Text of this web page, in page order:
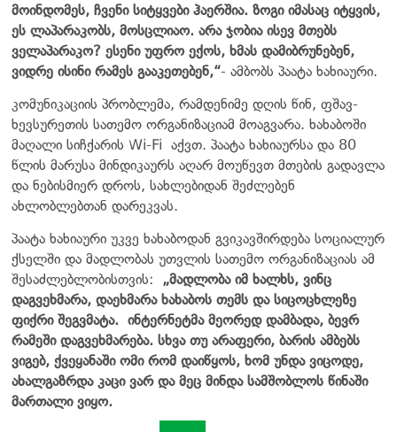
მოინდომეს, ჩვენი სიტყვები ჰაერშია. ზოგი იმასაც იტყვის,
ეს ლაპარაკობს, მოსცლიაო. არა ჯობია ისევ მთებს
ველაპარაკო? ესენი უფრო ექოს, ხმას დამიბრუნებენ,
ვიდრე ისინი რამეს გააკეთებენ,“- ამბობს პაატა ხახიაური.
კომუნიკაციის პრობლემა, რამდენიმე დღის წინ, ფშავ-
ხევსურეთის სათემო ორგანიზაციამ მოაგვარა. ხახაბოში
მაღალი სიჩქარის Wi-Fi აქვთ. პაატა ხახიაურსა და 80
წლის მარუსა მინდიკაურს აღარ მოუწევთ მთების გადავლა
და ნებისმიერ დროს, სახლებიდან შეძლებენ
ახლობლებთან დარეკვას.
პაატა ხახიაური უკვე ხახაბოდან გვიკავშირდება სოციალურ
ქსელში და მადლობას უთვლის სათემო ორგანიზაციას ამ
შესაძლებლობისთვის:
„მადლობა იმ ხალხს, ვინც
დაგვეხმარა, დაეხმარა ხახაბოს თემს და სიცოცხლეზე
ფიქრი შეგვმატა. ინტერნეტმა მეორედ დამბადა, ბევრ
რამეში დაგვეხმარება. სხვა თუ არაფერი, ბარის ამბებს
ვიგებ, ქვეყანაში ომი რომ დაიწყოს, ხომ უნდა ვიცოდე,
ახალგაზრდა კაცი ვარ და მეც მინდა სამშობლოს წინაში
მართალი ვიყო.